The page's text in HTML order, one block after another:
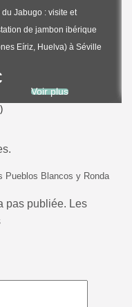
du Jabugo : visite et
de jambon ibérique
Eíriz, Huelva) à Séville
Voir plus
Pueblos Blancos y Ronda
pas publiée. Les